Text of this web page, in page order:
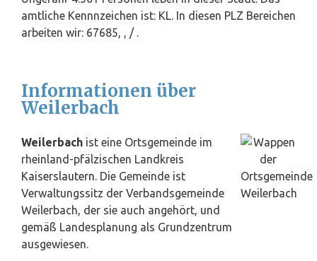
amtliche Kennnzeichen ist: KL. In diesen PLZ Bereichen
arbeiten wir: 67685, , / .
Informationen über
Weilerbach
Weilerbach ist eine Ortsgemeinde im
rheinland-pfälzischen Landkreis
Kaiserslautern. Die Gemeinde ist
Verwaltungssitz der Verbandsgemeinde
Weilerbach, der sie auch angehört, und
gemäß Landesplanung als Grundzentrum
ausgewiesen.